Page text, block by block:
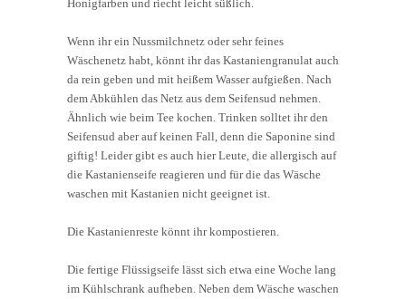
Honigfarben und riecht leicht süßlich.
Wenn ihr ein Nussmilchnetz oder sehr feines
Wäschenetz habt, könnt ihr das Kastaniengranulat auch
da rein geben und mit heißem Wasser aufgießen. Nach
dem Abkühlen das Netz aus dem Seifensud nehmen.
Ähnlich wie beim Tee kochen. Trinken solltet ihr den
Seifensud aber auf keinen Fall, denn die Saponine sind
giftig! Leider gibt es auch hier Leute, die allergisch auf
die Kastanienseife reagieren und für die das Wäsche
waschen mit Kastanien nicht geeignet ist.
Die Kastanienreste könnt ihr kompostieren.
Die fertige Flüssigseife lässt sich etwa eine Woche lang
im Kühlschrank aufheben. Neben dem Wäsche waschen